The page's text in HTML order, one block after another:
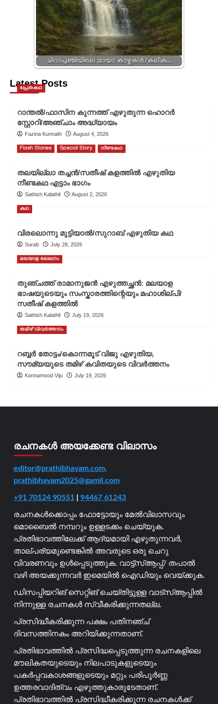
ചിറാപുഞ്ചിയിലെ മായാ കാഴ്ചകൾ/കലിക…
Latest Posts
പ്രേതകഥ
റാന്തൽ/ഫാസിന കുന്നത്ത് എഴുതുന്ന ഹൊറർ
സ്റ്റോറി/അഞ്ചാം അദ്ധ്യായം
Fazina Kunnath August 4, 2026
Flash Stories Special Story നീണ്ടകഥ
തലയില്ലാ തച്ചൻ/സതീഷ് കളത്തിൽ എഴുതിയ
നീണ്ടകഥ എട്ടാം ഭാഗം
Sathish Kalathil August 2, 2026
കഥ
വിരലൊന്നു മുട്ടിയാൽ/സുറാബ് എഴുതിയ കഥ
Surab July 28, 2026
മലയാള ലേഖനം
തുഞ്ചത്ത് രാമാനുജൻ എഴുത്തച്ഛൻ: മലയാള
ഭാഷയുടെയും സംസ്കാരത്തിന്റെയും മഹാശില്പി/
സതീഷ് കളത്തിൽ
Sathish Kalathil July 19, 2026
തമിഴ് വിവർത്തനം
റബ്ബർ തോട്ടം/കൊന്നമൂട് വിജു എഴുതിയ,
സൗമ്യയുടെ തമിഴ് കവിതയുടെ വിവർത്തനം
Konnamood Viju July 19, 2026
രചനകൾ അയക്കേണ്ട വിലാസം
editor@prathibhavam.com,
prathibhavam2025@gamil.com
+91 70124 90551| 94467 61243
രചനകൾക്കൊപ്പം ഫോട്ടോയും മേൽവിലാസവും
മൊബൈൽ നമ്പറും ഉള്ളടക്കം ചെയ്യുക.
പ്രതിഭാവത്തിലേക്ക് ആദ്യമായി എഴുതുന്നവർ,
താല്പര്യമുണ്ടെങ്കിൽ അവരുടെ ഒരു ചെറു
വിവരണവും ഉൾപ്പെടുത്തുക. വാട്ട്സ്ആപ്പ്/ തപാൽ
വഴി അയക്കുന്നവർ ഇമെയിൽ ഐഡിയും വെയ്ക്കുക.
ഡിസപ്പിയറിങ് സെറ്റിങ് ചെയ്തിട്ടുള്ള വാട്സ്ആപ്പിൽ
നിന്നുള്ള രചനകൾ സ്വീകരിക്കുന്നതല്ല.
പ്രസിദ്ധീകരിക്കുന്ന പക്ഷം പതിനഞ്ച്
ദിവസത്തിനകം അറിയിക്കുന്നതാണ്.
പ്രതിഭാവത്തിൽ പ്രസിദ്ധപ്പെടുത്തുന്ന രചനകളിലെ
മൗലികതയുടെയും നിലപാടുകളുടെയും
പകർപ്പവകാശങ്ങളുടെയും മറ്റും പരിപൂർണ്ണ
ഉത്തരവാദിത്വം എഴുത്തുകാരുടേതാണ്.
പ്രതിഭാവത്തിൽ പ്രസിദ്ധീകരിക്കുന്ന രചനകൾക്ക്